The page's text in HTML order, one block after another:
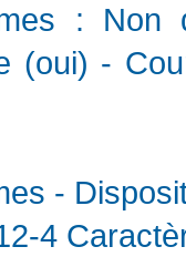
: Non
(oui) -
-
4